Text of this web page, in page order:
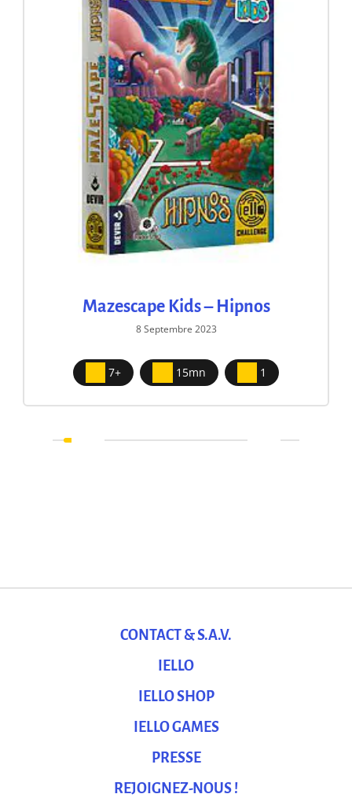
Mazescape Kids – Hipnos
8 Septembre 2023
7+ 15mn 1
CONTACT & S.A.V.
IELLO
IELLO SHOP
IELLO GAMES
PRESSE
REJOIGNEZ-NOUS !